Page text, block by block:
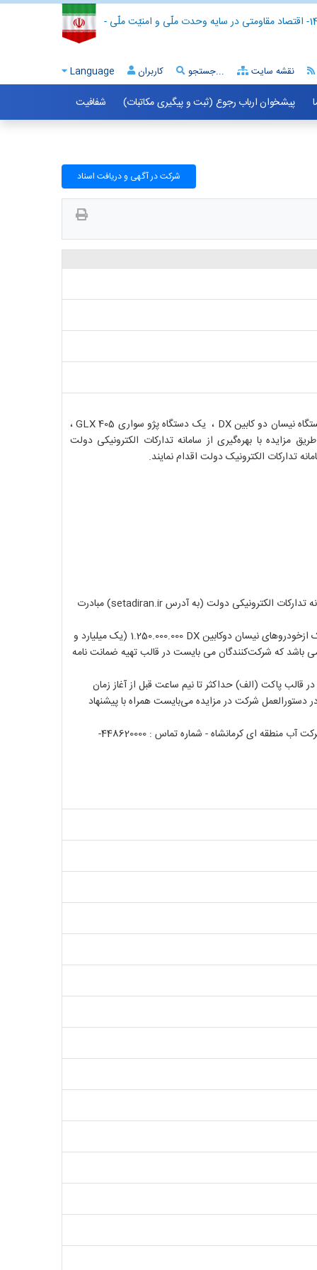
- اقتصاد مقاومتی در سایه وحدت ملّی و امنیّت ملّی -
Language کاربران جستجو... نقشه سایت
پیشخوان ارباب رجوع (ثبت و پیگیری مکاتبات) شفافیت
شرکت در آگهی و دریافت اسناد
DX ، یک دستگاه پژو سواری 405 GLX،
مزایده با بهره‌‌گیری از سامانه تدارکات الکترونیکی دولت
تدارکات الکترونیک دولت اقدام نمایند.
setadiran.ir) مبادرت
DX
1.250.000.000 (یک میلیارد و
ریال می باشد که شرکت‌کنندگان می بایست در قالب تهیه ضمانت نامه
قالب پاکت (الف) حداکثر تا نیم ساعت قبل از آغاز زمان
شرکت در مزایده می‌‌بایست همراه با پیشنهاد
اطلاعات تماس و آدرس کارفرما : کرمانشاه - میدان سپاه پاسداران (نفت) بلوار زن– ضلع غربی پالایشگاه – شرکت آب منطقه ای کرمانشاه - شماره تماس : 448620000-